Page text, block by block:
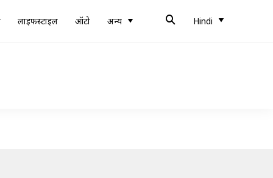
लाइफस्टाइल ऑटो अन्य Hindi